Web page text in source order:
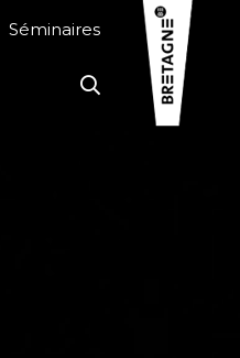
Séminaires